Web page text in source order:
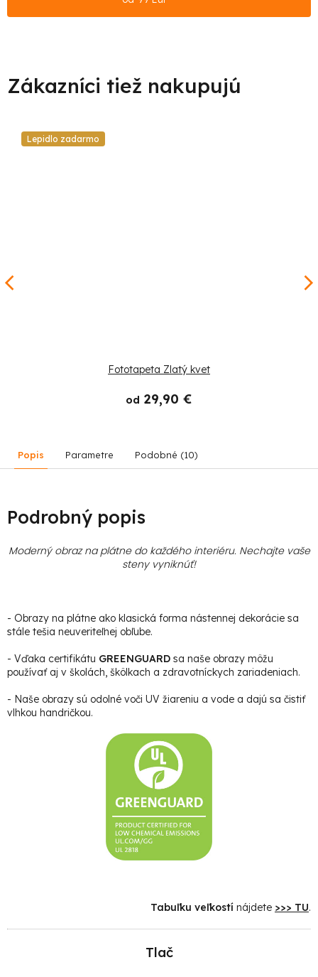
Lepidlo zadarmo
Fototapeta Zlatý kvet
od 29,90 €
Popis Parametre Podobné (10)
Podrobný popis
Moderný obraz na plátne do každého interiéru. Nechajte vaše
steny vyniknúť!
- Obrazy na plátne ako klasická forma nástennej dekorácie sa
stále tešia neuveriteľnej obľube.
- Vďaka certifikátu GREENGUARD sa naše obrazy môžu
používať aj v školách, škôlkach a zdravotníckych zariadeniach.
- Naše obrazy sú odolné voči UV žiareniu a vode a dajú sa čistiť
vlhkou handričkou.
Tabuľku veľkostí nájdete >>> TU.
Tlač